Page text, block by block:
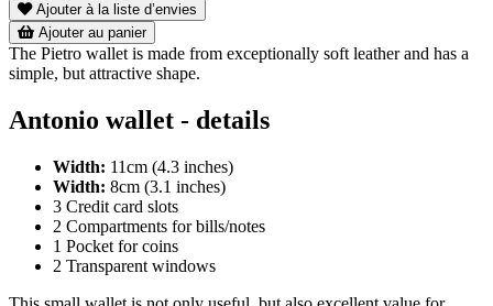
Ajouter à la liste d’envies
Ajouter au panier
The Pietro wallet is made from exceptionally soft leather and has a
simple, but attractive shape.
Antonio wallet - details
Width: 11cm (4.3 inches)
Width: 8cm (3.1 inches)
3 Credit card slots
2 Compartments for bills/notes
1 Pocket for coins
2 Transparent windows